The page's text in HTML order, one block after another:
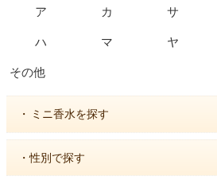
ア カ サ
ハ マ ヤ
その他
・ ミニ香水を探す
・性別で探す